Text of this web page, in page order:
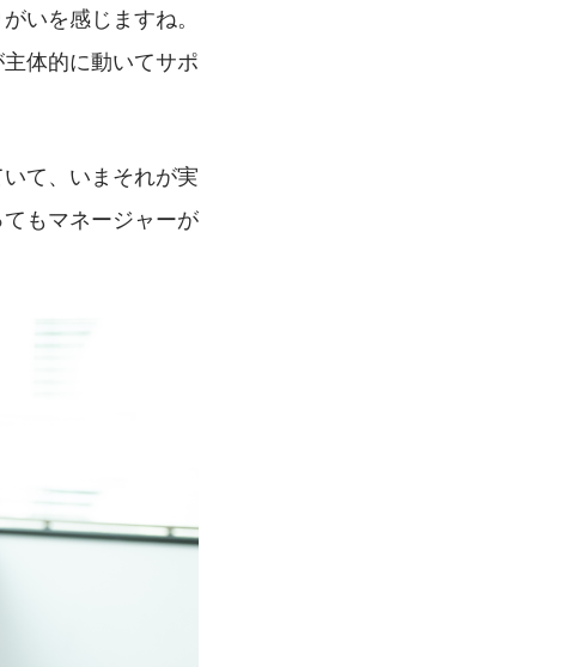
いを感じますね。
体的に動いてサポ
て、いまそれが実
もマネージャーが